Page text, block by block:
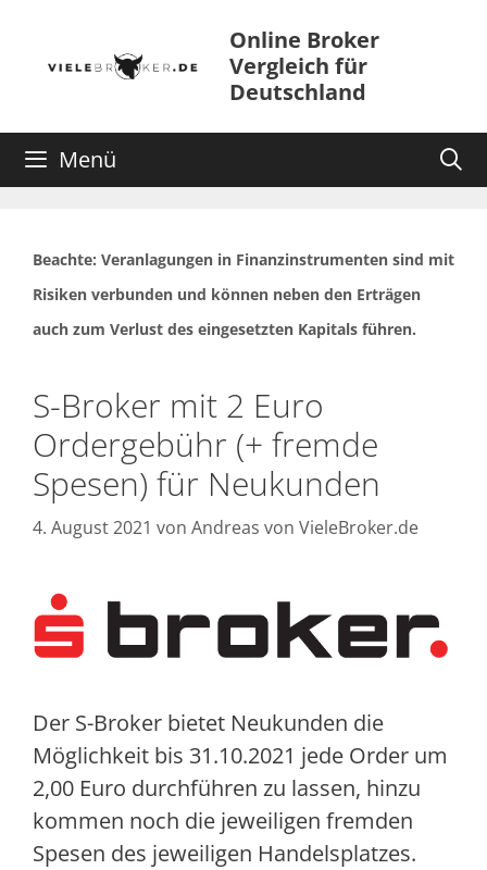
springen
Online Broker
Vergleich für
Deutschland
Menü
Beachte: Veranlagungen in Finanzinstrumenten sind mit
Risiken verbunden und können neben den Erträgen
auch zum Verlust des eingesetzten Kapitals führen.
S-Broker mit 2 Euro
Ordergebühr (+ fremde
Spesen) für Neukunden
4. August 2021 von Andreas von VieleBroker.de
Der S-Broker bietet Neukunden die
Möglichkeit bis 31.10.2021 jede Order um
2,00 Euro durchführen zu lassen, hinzu
kommen noch die jeweiligen fremden
Spesen des jeweiligen Handelsplatzes.